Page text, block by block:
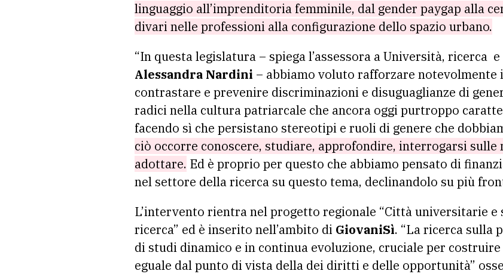
linguaggio all’imprenditoria femminile, dal gender paygap alla
divari nelle professioni alla configurazione dello spazio urbano.
“In questa legislatura – spiega l’assessora a Università, ricerca
Alessandra Nardini – abbiamo voluto rafforzare notevolmente
contrastare e prevenire discriminazioni e disuguaglianze di
radici nella cultura patriarcale che ancora oggi purtroppo
facendo sì che persistano stereotipi e ruoli di genere che
ciò occorre conoscere, studiare, approfondire, interrogarsi
adottare. Ed è proprio per questo che abbiamo pensato di
nel settore della ricerca su questo tema, declinandolo su più
L’intervento rientra nel progetto regionale “Città universitarie e
ricerca” ed è inserito nell’ambito di GiovaniSì. “La ricerca sulla
di studi dinamico e in continua evoluzione, cruciale per
eguale dal punto di vista della dei diritti e delle opportunità”